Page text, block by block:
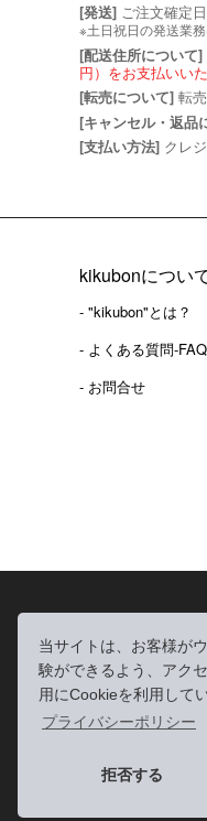
当サイトは、お客様が
験ができるよう、アク
用にCookieを利用して
プライバシーポリシー
拒否する
[発送] ご注文確定
※土日祝日の発送業務
[配送住所について]
円）をお支払いい
[転売について] 転
[キャンセル・返品
[支払い方法] クレ
kikubonについ
- "kikubon"とは？
- よくある質問-FAQ
- お問合せ
利用規約|個人情
特定商取引法に基